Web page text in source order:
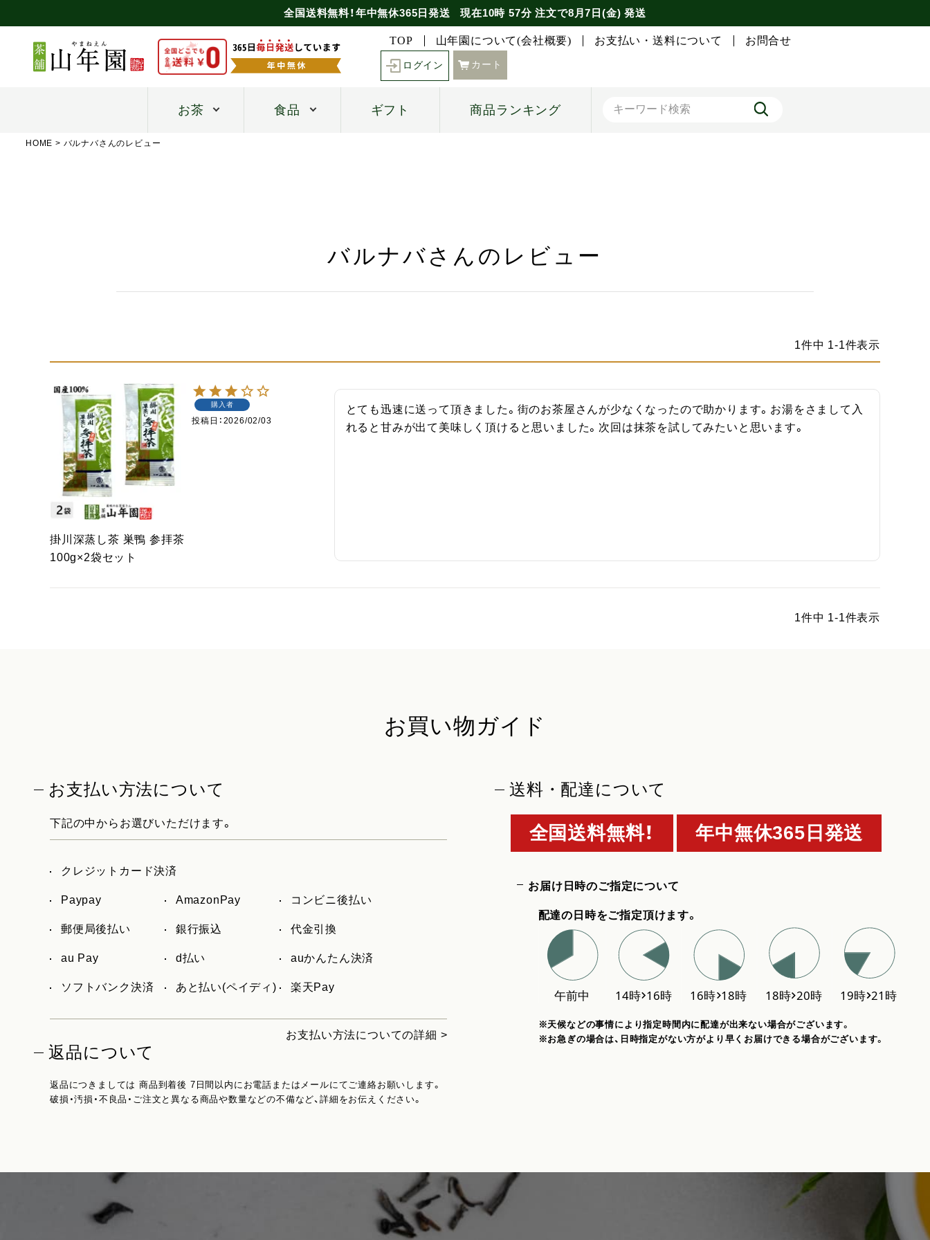
全国送料無料！年中無休365日発送 現在10時 57分注文で8月7日(金) 発送
TOP 山年園について(会社概要) お支払い・送料について お問合せ
ログイン カート
お茶 食品 ギフト 商品ランキング
HOME バルナバさんのレビュー
バルナバさんのレビュー
1件中 1-1件表示
掛川深蒸し茶 巣鴨 参拝茶
100g×2袋セット
購入者
投稿日 2026/02/03
とても迅速に送って頂きました。街のお茶屋さんが少なくなったので助かります。お湯をさまして入
れると甘みが出て美味しく頂けると思いました。次回は抹茶を試してみたいと思います。
1件中 1-1件表示
お買い物ガイド
お支払い方法について
下記の中からお選びいただけます。
クレジットカード決済
Paypay AmazonPay コンビニ後払い
郵便局後払い 銀行振込 代金引換
au Pay d払い auかんたん決済
ソフトバンク決済 あと払い(ペイディ) 楽天Pay
お支払い方法についての詳細 >
返品について
返品につきましては 商品到着後 7日間以内にお電話またはメールにてご連絡お願いします。
破損・汚損・不良品・ご注文と異なる商品や数量などの不備など、詳細をお伝えください。
送料・配達について
全国送料無料！ 年中無休365日発送
お届け日時のご指定について
配達の日時をご指定頂けます。
※天候などの事情により指定時間内に配達が出来ない場合がございます。
※お急ぎの場合は、日時指定がない方がより早くお届けできる場合がございます。